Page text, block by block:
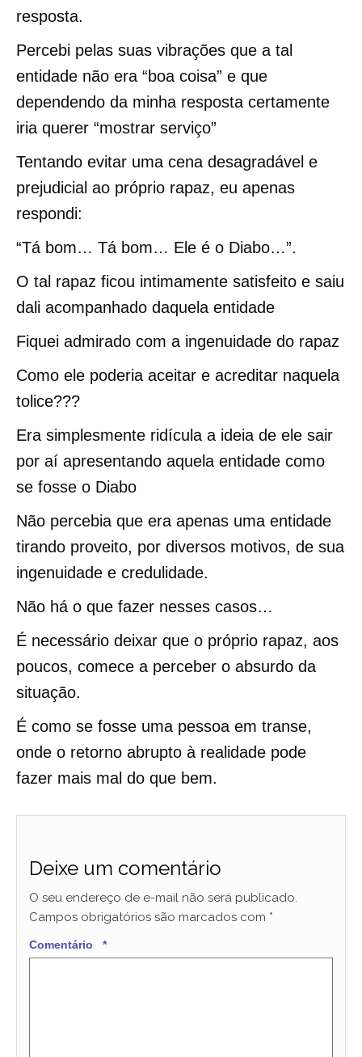
resposta.
Percebi pelas suas vibrações que a tal
entidade não era “boa coisa” e que
dependendo da minha resposta certamente
iria querer “mostrar serviço”
Tentando evitar uma cena desagradável e
prejudicial ao próprio rapaz, eu apenas
respondi:
“Tá bom… Tá bom… Ele é o Diabo…”.
O tal rapaz ficou intimamente satisfeito e saiu
dali acompanhado daquela entidade
Fiquei admirado com a ingenuidade do rapaz
Como ele poderia aceitar e acreditar naquela
tolice???
Era simplesmente ridícula a ideia de ele sair
por aí apresentando aquela entidade como
se fosse o Diabo
Não percebia que era apenas uma entidade
tirando proveito, por diversos motivos, de sua
ingenuidade e credulidade.
Não há o que fazer nesses casos…
É necessário deixar que o próprio rapaz, aos
poucos, comece a perceber o absurdo da
situação.
É como se fosse uma pessoa em transe,
onde o retorno abrupto à realidade pode
fazer mais mal do que bem.
Deixe um comentário
O seu endereço de e-mail não será publicado.
Campos obrigatórios são marcados com *
Comentário*